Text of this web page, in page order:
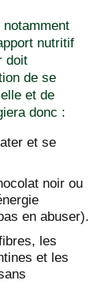
nutritif
doit
de se
et de
donc :
et se
noir ou
en abuser).
les
et les